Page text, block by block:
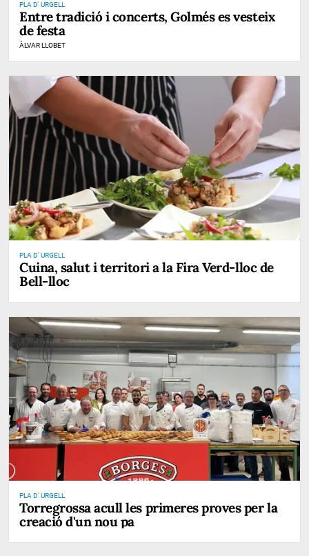
PLA D' URGELL
Entre tradició i concerts, Golmés es vesteix
de festa
ÀLVAR LLOBET
PLA D' URGELL
Cuina, salut i territori a la Fira Verd-lloc de
Bell-lloc
PLA D' URGELL
Torregrossa acull les primeres proves per la
creació d'un nou pa